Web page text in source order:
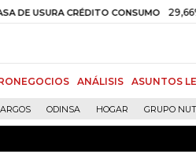
CRÉDITO CONSUMO 29,66%
ANÁLISIS ASUNTOS
ODINSA HOGAR GRUPO